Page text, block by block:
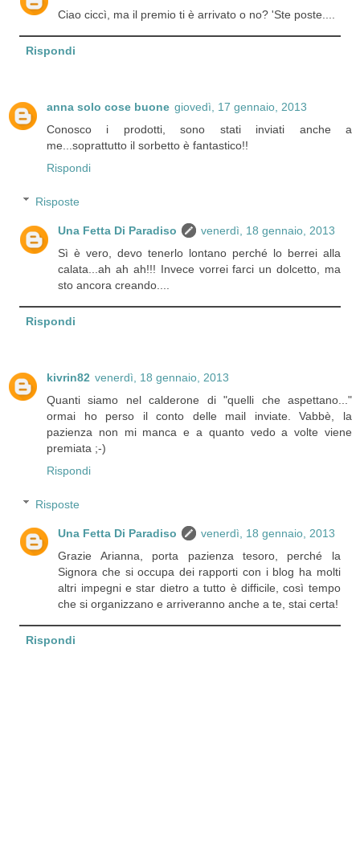
Ciao ciccì, ma il premio ti è arrivato o no? 'Ste poste....
Rispondi
anna solo cose buone giovedì, 17 gennaio, 2013
Conosco i prodotti, sono stati inviati anche a
me...soprattutto il sorbetto è fantastico!!
Rispondi
Risposte
Una Fetta Di Paradiso
venerdì, 18 gennaio, 2013
Sì è vero, devo tenerlo lontano perché lo berrei alla
calata...ah ah ah!!! Invece vorrei farci un dolcetto, ma
sto ancora creando....
Rispondi
kivrin82 venerdì, 18 gennaio, 2013
Quanti siamo nel calderone di "quelli che aspettano..."
ormai ho perso il conto delle mail inviate. Vabbè, la
pazienza non mi manca e a quanto vedo a volte viene
premiata ;-)
Rispondi
Risposte
Una Fetta Di Paradiso
venerdì, 18 gennaio, 2013
Grazie Arianna, porta pazienza tesoro, perché la
Signora che si occupa dei rapporti con i blog ha molti
altri impegni e star dietro a tutto è difficile, così tempo
che si organizzano e arriveranno anche a te, stai certa!
Rispondi